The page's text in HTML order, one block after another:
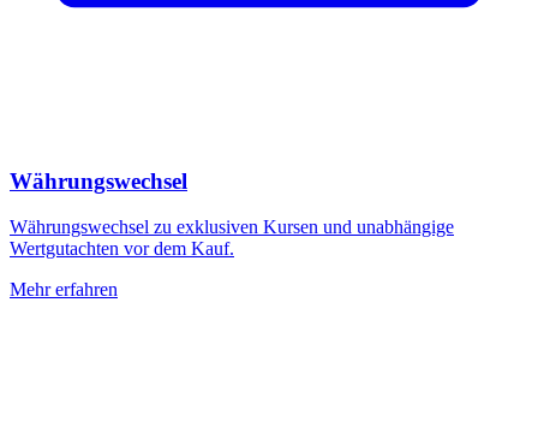
Währungswechsel
Währungswechsel zu exklusiven Kursen und unabhängige
Wertgutachten vor dem Kauf.
Mehr erfahren